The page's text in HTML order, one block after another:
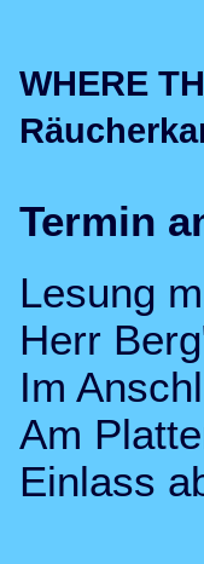
WHERE
Termin
Lesung
Herr
Im
Am
Einlass